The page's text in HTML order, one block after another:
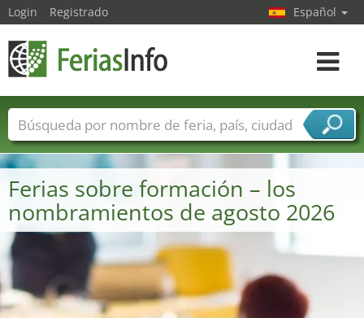
Ferias sobre formación – los
nombramientos de agosto 2026
Login Registrado Español
toggle
Nombres de ferias Países
Ciudades
Sectores de ferias
Sectores de proveedor de servicios